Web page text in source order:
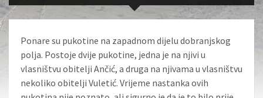
Ponare su pukotine na zapadnom dijelu dobranjskog
polja. Postoje dvije pukotine, jedna je na njivi u
vlasništvu obitelji Ančić, a druga na njivama u vlasništvu
nekoliko obitelji Vuletić. Vrijeme nastanka ovih